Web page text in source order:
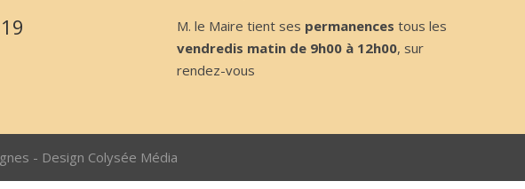
M. le Maire tient ses permanences tous les
vendredis matin de 9h00 à 12h00, sur
rendez-vous
- Design Colysée Média